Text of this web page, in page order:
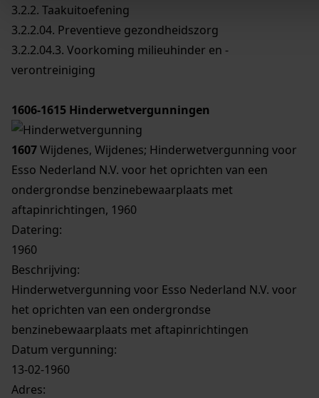
3.2.2. Taakuitoefening
3.2.2.04. Preventieve gezondheidszorg
3.2.2.04.3. Voorkoming milieuhinder en -
verontreiniging
1606-1615 Hinderwetvergunningen
1607Wijdenes, Wijdenes; Hinderwetvergunning voor
Esso Nederland N.V. voor het oprichten van een
ondergrondse benzinebewaarplaats met
aftapinrichtingen, 1960
Datering:
1960
Beschrijving:
Hinderwetvergunning voor Esso Nederland N.V. voor
het oprichten van een ondergrondse
benzinebewaarplaats met aftapinrichtingen
Datum vergunning:
13-02-1960
Adres: